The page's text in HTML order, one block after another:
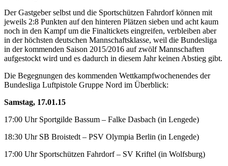
Der Gastgeber selbst und die Sportschützen Fahrdorf können mit
jeweils 2:8 Punkten auf den hinteren Plätzen sieben und acht kaum
noch in den Kampf um die Finaltickets eingreifen, verbleiben aber
in der höchsten deutschen Mannschaftsklasse, weil die Bundesliga
in der kommenden Saison 2015/2016 auf zwölf Mannschaften
aufgestockt wird und es dadurch in diesem Jahr keinen Abstieg gibt.
Die Begegnungen des kommenden Wettkampfwochenendes der
Bundesliga Luftpistole Gruppe Nord im Überblick:
Samstag, 17.01.15
17:00 Uhr Sportgilde Bassum – Falke Dasbach (in Lengede)
18:30 Uhr SB Broistedt – PSV Olympia Berlin (in Lengede)
17:00 Uhr Sportschützen Fahrdorf – SV Kriftel (in Wolfsburg)